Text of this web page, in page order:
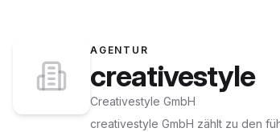
AGENTUR
creativestyle
Creativestyle GmbH
creativestyle GmbH zählt zu den